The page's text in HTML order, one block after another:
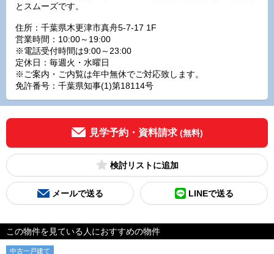
とスムーズです。
住所：千葉県木更津市真舟5-7-17 1F
営業時間：10:00～19:00
※電話受付時間は9:00～23:00
定休日：毎週火・水曜日
※ご案内・ご内覧は年中無休でご対応致します。
免許番号：千葉県知事(1)第18114号
見学予約・資料請求 (無料)
検討リスト
メールで送る LINEで送る
この物件を見ている人におすすめの物件
中古一戸建て